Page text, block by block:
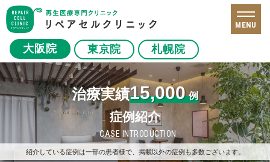
大阪院 東京院 札幌院
MENU
治療実績15,000 例
症例紹介
CASE INTRODUCTION
紹介している症例は一部の患者様で、掲載以外の症例も多数ございます。